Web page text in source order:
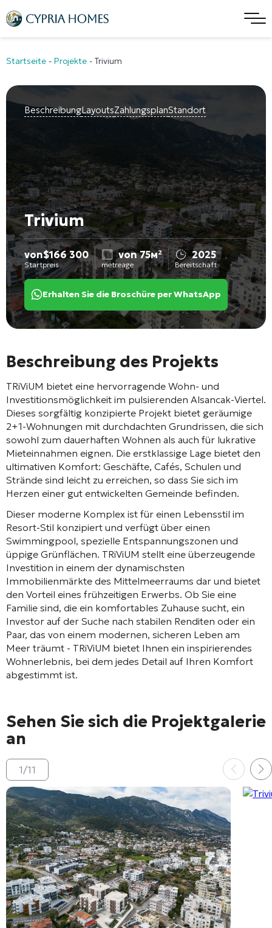
Startseite - Projekte - Trivium
BeschreibungLayoutsZahlungsplanStandort
Trivium
von$166 300
Startpreis
von 75м²
metreage
2025
Bereitschaft
Erhalten Sie die Broschüre per WhatsApp
Beschreibung des Projekts
TRiViUM bietet eine hervorragende Wohn- und
Investitionsmöglichkeit im pulsierenden Alsancak-Viertel.
Dieses sorgfältig konzipierte Projekt bietet geräumige
2+1-Wohnungen mit durchdachten Grundrissen, die sich
sowohl zum dauerhaften Wohnen als auch für lukrative
Mieteinnahmen eignen. Die erstklassige Lage bietet den
ultimativen Komfort: Geschäfte, Cafés, Schulen und
Strände sind leicht zu erreichen, so dass Sie sich im
Herzen einer gut entwickelten Gemeinde befinden.
Dieser moderne Komplex ist für einen Lebensstil im
Resort-Stil konzipiert und verfügt über einen
Swimmingpool, spezielle Entspannungszonen und
üppige Grünflächen. TRiViUM stellt eine überzeugende
Investition in einem der dynamischsten
Immobilienmärkte des Mittelmeerraums dar und bietet
den Vorteil eines frühzeitigen Erwerbs. Ob Sie eine
Familie sind, die ein komfortables Zuhause sucht, ein
Investor auf der Suche nach stabilen Renditen oder ein
Paar, das von einem modernen, sicheren Leben am
Meer träumt - TRiViUM bietet Ihnen ein inspirierendes
Wohnerlebnis, bei dem jedes Detail auf Ihren Komfort
abgestimmt ist.
Sehen Sie sich die Projektgalerie
an
1/11